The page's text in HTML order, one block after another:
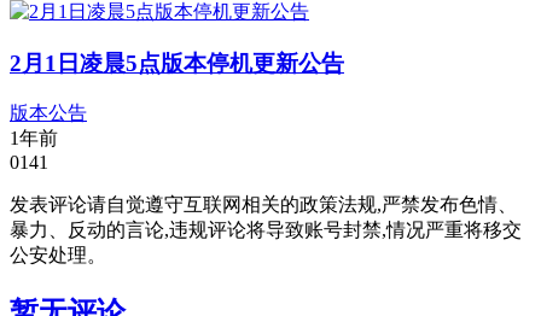
2月1日凌晨5点版本停机更新公告
版本公告
1年前
0141
发表评论请自觉遵守互联网相关的政策法规,严禁发布色情、
暴力、反动的言论,违规评论将导致账号封禁,情况严重将移交
公安处理。